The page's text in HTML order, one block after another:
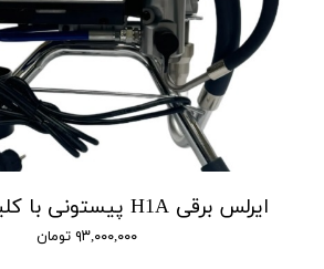
ایرلس برقی H1A پیستونی با کلیه متعلقات
۹۳,۰۰۰,۰۰۰ تومان